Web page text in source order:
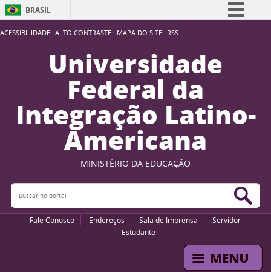
ACESSIBILIDADE ALTO CONTRASTE MAPA DO SITE RSS
BRASIL
Simplifique!
Participe
Acesso à informação
Legislação
Canais
Universidade
Federal da
Integração Latino-
Americana
MINISTÉRIO DA EDUCAÇÃO
Buscar no portal
Fale Conosco Endereços Sala de Imprensa
Servidor
Estudante